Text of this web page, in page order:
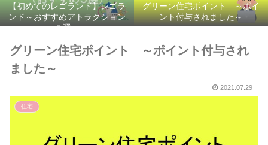
【初めてのレゴランド】レゴラ
ンド～おすすめアトラクション
５選～
グリーン住宅ポイント ～ポイ
ント付与されました～
グリーン住宅ポイント ～ポイント付与され
ました～
2021.07.29
住宅